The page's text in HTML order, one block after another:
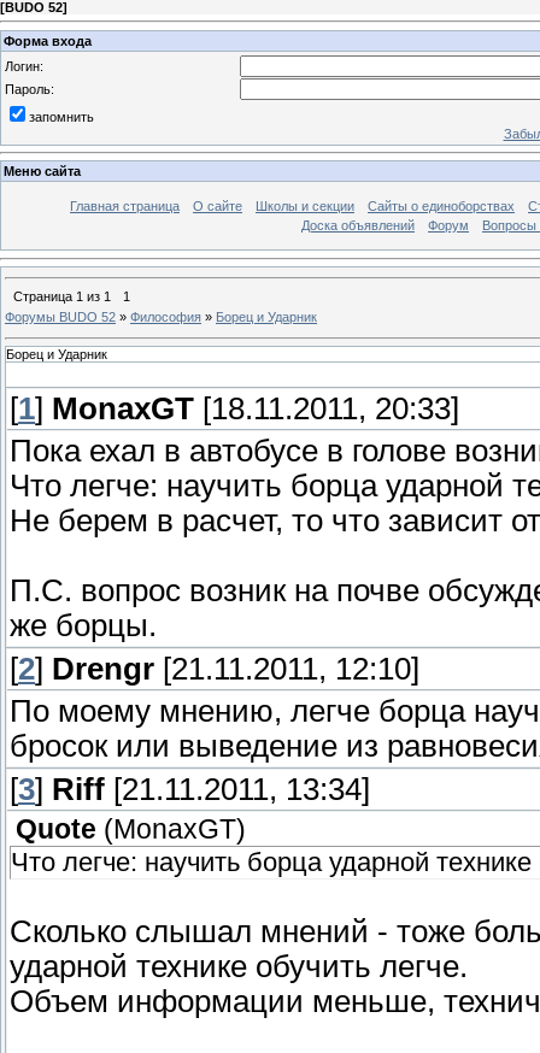
[BUDO 52]
Форма входа
Логин:
Пароль:
запомнить
Меню сайта
Главная страница О сайте Школы и секции Сайты о единоборствах
Доска объявлений
Форум Вопросы
Страница 1 из 1
1
Форумы BUDO 52 » Философия » Борец и Ударник
Борец и Ударник
[1] MonaxGT [18.11.2011, 20:33]
Пока ехал в автобусе в голове
Что легче: научить борца ударной
Не берем в расчет, то что зависит
П.С. вопрос возник на почве
же борцы.
[2] Drengr [21.11.2011, 12:10]
По моему мнению, легче борца
бросок или выведение из
[3] Riff [21.11.2011, 13:34]
Quote (MonaxGT)
Что легче: научить борца ударной
Сколько слышал мнений - тоже
ударной технике обучить легче.
Объем информации меньше,